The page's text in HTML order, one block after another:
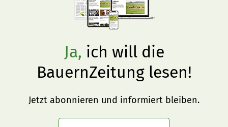
Ja, ich will die
BauernZeitung lesen!
Jetzt abonnieren und informiert bleiben.